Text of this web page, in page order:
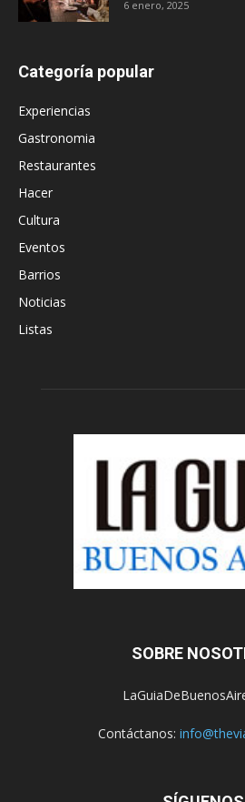
6 enero, 2025
Categoría popular
Experiencias
Gastronomia
Restaurantes
Hacer
Cultura
Eventos
Barrios
Noticias
Listas
SOBRE
Contáctanos: